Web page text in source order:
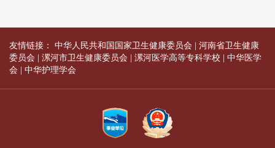
友情链接： 中华人民共和国国家卫生健康委员会
河南省卫生健康
委员会
漯河市卫生健康委员会 漯河医学高等专科学校
中华医学
会
中华护理学会